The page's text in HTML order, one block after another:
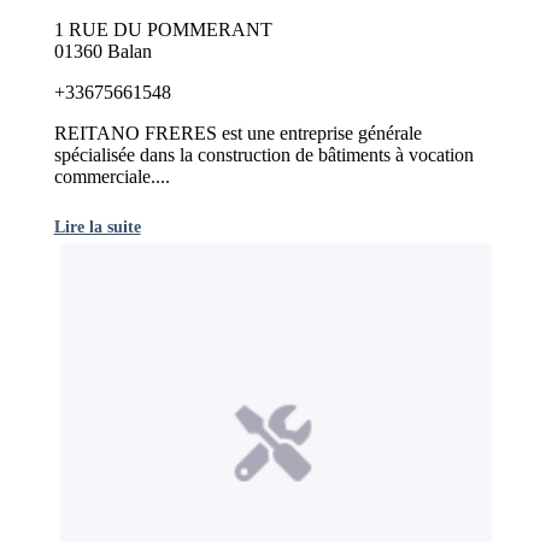
1 RUE DU POMMERANT
01360 Balan
+33675661548
REITANO FRERES est une entreprise générale
spécialisée dans la construction de bâtiments à vocation
commerciale....
Lire la suite